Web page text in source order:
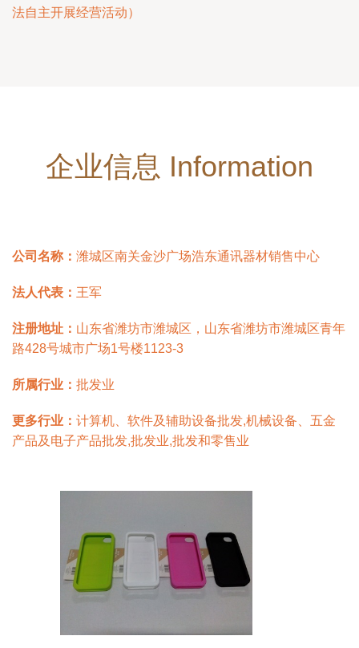
法自主开展经营活动）
企业信息 Information
公司名称： 潍城区南关金沙广场浩东通讯器材销售中心
法人代表： 王军
注册地址： 山东省潍坊市潍城区，山东省潍坊市潍城区青年
路428号城市广场1号楼1123-3
所属行业： 批发业
更多行业： 计算机、软件及辅助设备批发,机械设备、五金
产品及电子产品批发,批发业,批发和零售业